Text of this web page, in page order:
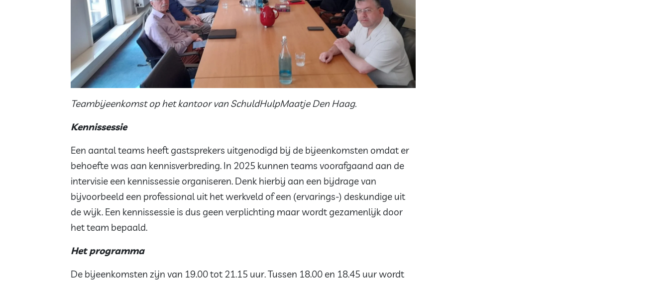
Teambijeenkomst op het kantoor van SchuldHulpMaatje Den Haag.
Kennissessie
Een aantal teams heeft gastsprekers uitgenodigd bij de bijeenkomsten omdat er
behoefte was aan kennisverbreding. In 2025 kunnen teams voorafgaand aan de
intervisie een kennissessie organiseren. Denk hierbij aan een bijdrage van
bijvoorbeeld een professional uit het werkveld of een (ervarings-) deskundige uit
de wijk. Een kennissessie is dus geen verplichting maar wordt gezamenlijk door
het team bepaald.
Het programma
De bijeenkomsten zijn van 19.00 tot 21.15 uur. Tussen 18.00 en 18.45 uur wordt